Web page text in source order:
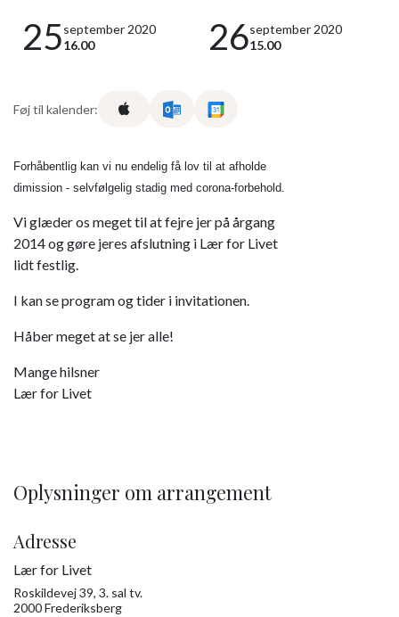
25september 2020
16.00
26september 2020
15.00
Føj til kalender:
Forhåbentlig kan vi nu endelig få lov til at afholde
dimission - selvfølgelig stadig med corona-forbehold.
Vi glæder os meget til at fejre jer på årgang
2014 og gøre jeres afslutning i Lær for Livet
lidt festlig.
I kan se program og tider i invitationen.
Håber meget at se jer alle!
Mange hilsner
Lær for Livet
Oplysninger om arrangement
Adresse
Lær for Livet
Roskildevej 39, 3. sal tv.
2000 Frederiksberg